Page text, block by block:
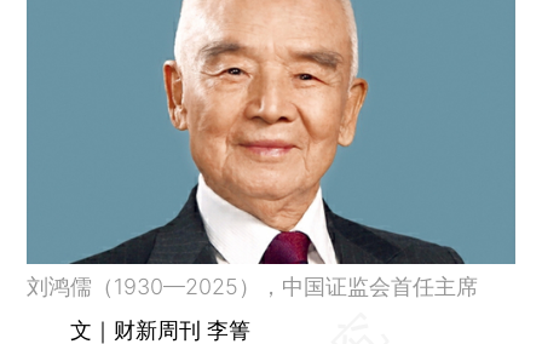
刘鸿儒（1930—2025），中国证监会首任主席
文｜财新周刊 李箐